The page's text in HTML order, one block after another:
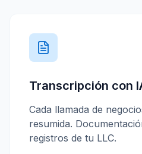
Transcripción con
Cada llamada de
resumida.
registros de tu LLC.